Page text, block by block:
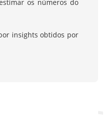
os números do
insights obtidos por